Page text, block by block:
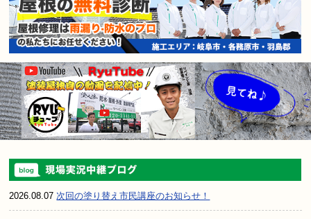
2026.08.07次回の塗り替え市民講座のお知らせ！